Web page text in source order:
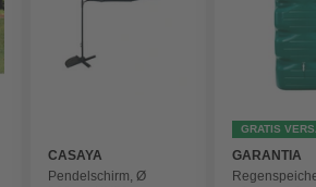
CASAYA
Pendelschirm, Ø
GRATIS
GARANTIA